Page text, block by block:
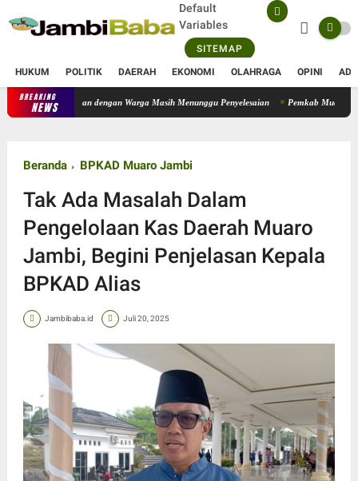
Default
Variables
SITEMAP
HUKUM POLITIK DAERAH EKONOMI OLAHRAGA OPINI
BREAKING
NEWS Operasional PT SATU Diizinkan Berjalan, Sejumlah Persoalan dengan
Beranda BPKAD Muaro Jambi
Tak Ada Masalah Dalam
Pengelolaan Kas Daerah Muaro
Jambi, Begini Penjelasan Kepala
BPKAD Alias
Jambibaba.id Juli 20, 2025